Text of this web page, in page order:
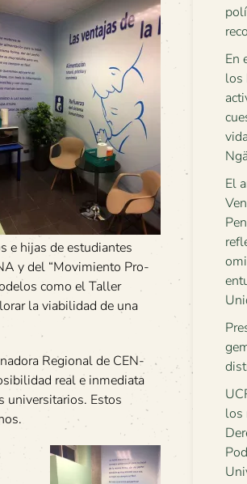
e hijas de estudiantes
y del “Movimiento Pro-
como el Taller
la viabilidad de una
Regional de CEN-
real e inmediata
universitarios. Estos
En
los
El
los